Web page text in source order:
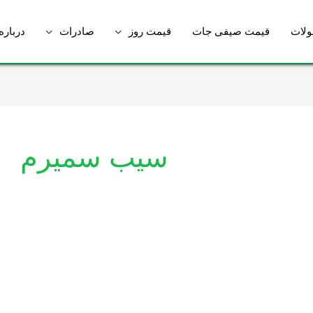
قیمت صیفی جات قیمت روز صادرات
سیب سمیرم